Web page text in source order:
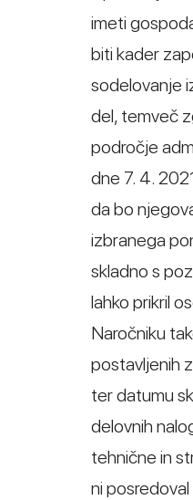
imeti
biti kader
sodelovanje
del, temveč
področje
dne 7. 4.
da bo
izbranega
skladno s
lahko prikril
Naročniku
postavljenih
ter datumu
delovnih
tehnične in
ni